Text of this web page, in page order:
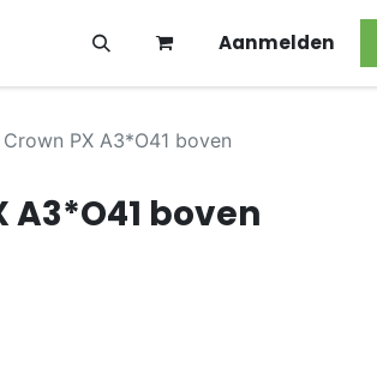
Aanmelden
Crown PX A3*O41 boven
A3*O41 boven